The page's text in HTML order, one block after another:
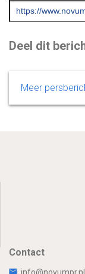
Deel dit
Meer
Contact
info@novumpr.nl